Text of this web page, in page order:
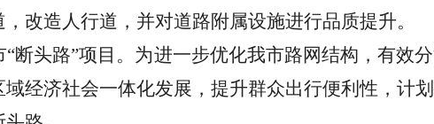
改造人行道，并对道路附属设施进行品质提升。
“断头路”项目。为进一步优化我市路网结构，有效
经济社会一体化发展，提升群众出行便利性，计